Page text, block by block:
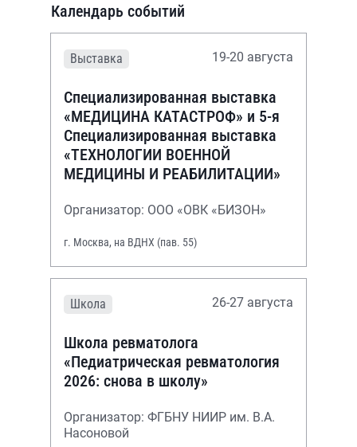
Календарь событий
Выставка 19-20 августа
Специализированная выставка
«МЕДИЦИНА КАТАСТРОФ» и 5-я
Специализированная выставка
«ТЕХНОЛОГИИ ВОЕННОЙ
МЕДИЦИНЫ И РЕАБИЛИТАЦИИ»
Организатор: ООО «ОВК «БИЗОН»
г. Москва, на ВДНХ (пав. 55)
Школа 26-27 августа
Школа ревматолога
«Педиатрическая ревматология
2026: снова в школу»
Организатор: ФГБНУ НИИР им. В.А.
Насоновой